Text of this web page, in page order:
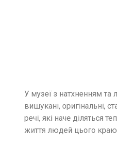
У музеї з натхненням та
вишукані, оригінальні,
речі, які наче діляться
життя людей цього